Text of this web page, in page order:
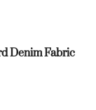
Denim Fabric